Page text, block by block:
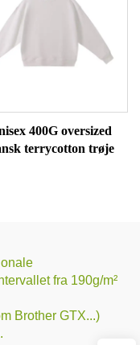
400G oversized
terrycotton trøje
fra 190g/m²
Brother GTX...)